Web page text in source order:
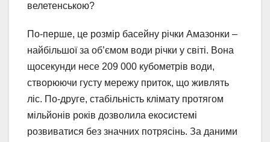
велетенською?
По-перше, це розмір басейну річки Амазонки –
найбільшої за об’ємом води річки у світі. Вона
щосекунди несе 209 000 кубометрів води,
створюючи густу мережу приток, що живлять
ліс. По-друге, стабільність клімату протягом
мільйонів років дозволила екосистемі
розвиватися без значних потрясінь. За даними